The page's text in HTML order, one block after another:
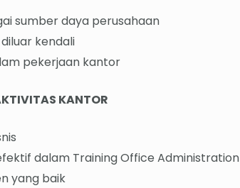
sumber daya perusahaan
kendali
pekerjaan kantor
KANTOR
dalam Training Office Administration
yang baik